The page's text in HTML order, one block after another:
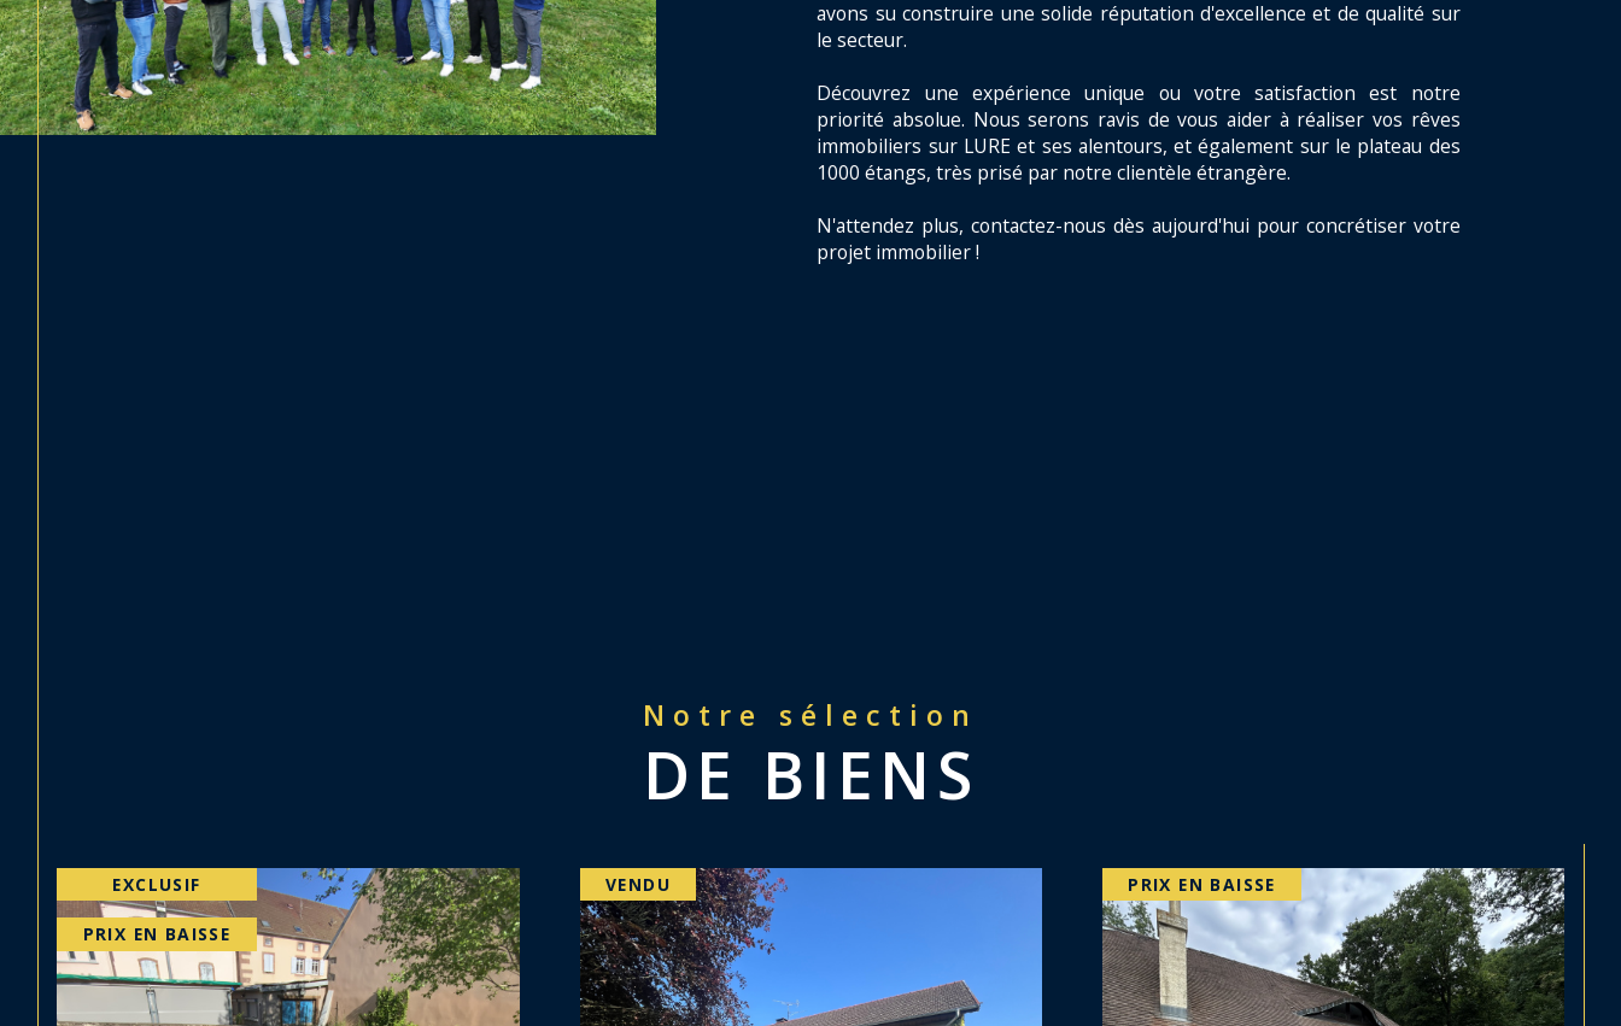
avons su construire une solide réputation d'excellence et de qualité sur
le secteur.
Découvrez une expérience unique ou votre satisfaction est notre
priorité absolue. Nous serons ravis de vous aider à réaliser vos rêves
immobiliers sur LURE et ses alentours, et également sur le plateau des
1000 étangs, très prisé par notre clientèle étrangère.
N'attendez plus, contactez-nous dès aujourd'hui pour concrétiser votre
projet immobilier !
Notre sélection
DE BIENS
PRIX EN BAISSE EXCLUSIF
PRIX EN BAISSE
COUP DE COEUR